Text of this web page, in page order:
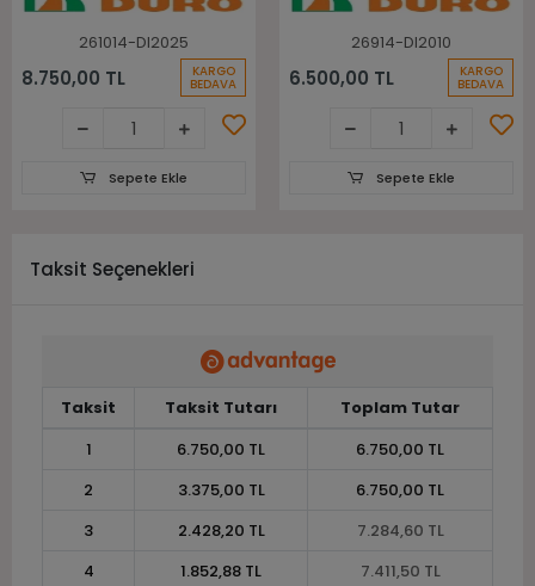
261014-DI2025
8.750,00 TL KARGO
BEDAVA
Sepete Ekle
26914-DI2010
6.500,00 TL KARGO
BEDAVA
Sepete Ekle
Taksit Seçenekleri
Taksit Taksit Tutarı
Toplam Tutar
1
6.750,00 TL
6.750,00 TL
2
3.375,00 TL
6.750,00 TL
3
2.428,20 TL
7.284,60 TL
4
1.852,88 TL
7.411,50 TL